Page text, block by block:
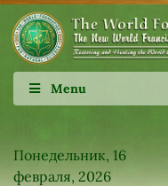
Menu
Понедельник, 16
февраля, 2026